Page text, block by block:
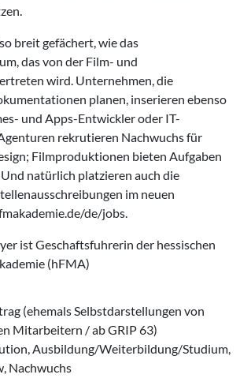
breit gefächert, wie das
das von der Film- und
wird. Unternehmen, die
planen, inserieren ebenso
und Apps-Entwickler oder IT-
rekrutieren Nachwuchs für
Filmproduktionen bieten Aufgaben
natürlich platzieren auch die
im neuen
de/jobs.
ist Geschaftsfuhrerin der hessischen
(hFMA)
(ehemals Selbstdarstellungen von
Mitarbeitern / ab GRIP 63)
Ausbildung/Weiterbildung/Studium,
Nachwuchs